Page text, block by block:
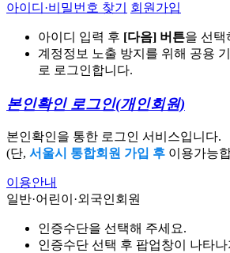
아이디·비밀번호 찾기 회원가입
아이디 입력 후 [다음] 버튼을 선택
계정정보 노출 방지를 위해 공용
로 로그인합니다.
본인확인 로그인(개인회원)
본인확인을 통한 로그인 서비스입니다.
(단, 서울시 통합회원 가입 후 이용가능
이용안내
일반·어린이·외국인회원
인증수단을 선택해 주세요.
인증수단 선택 후 팝업창이 나타